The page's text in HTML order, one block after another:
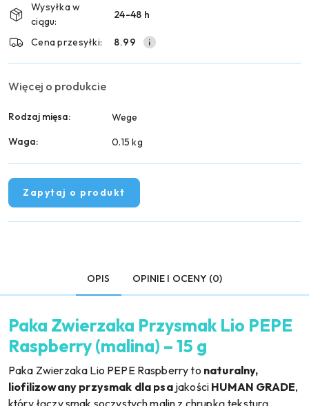
dostawa
Wysyłka w
ciągu:
24-48 h
Cena przesyłki: 8.99
Więcej o produkcie
Rodzaj mięsa:
Wege
Waga:
0.15 kg
Zapytaj o produkt
OPIS OPINIE I OCENY (0)
Paka Zwierzaka Przysmak Lio PEPE
Raspberry (malina) – 15 g
Paka Zwierzaka Lio PEPE Raspberry to naturalny,
liofilizowany przysmak dla psajakości HUMAN GRADE,
który łączy smak soczystych malin z chrupką teksturą.